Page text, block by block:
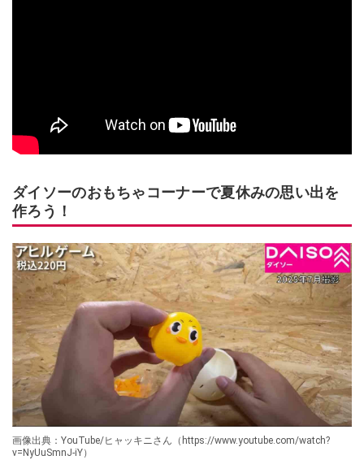
ダイソーのおもちゃコーナーで夏休みの思い出を
作ろう！
画像出典：YouTube/ヒャッキニさん（https://www.youtube.com/watch?
v=NyUuSmnJ-iY）